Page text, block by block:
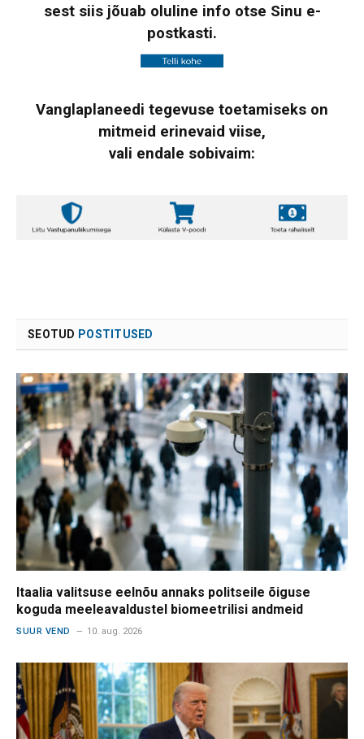
sest siis jõuab oluline info otse Sinu e-
postkasti.
Vanglaplaneedi tegevuse toetamiseks on
mitmeid erinevaid viise,
vali endale sobivaim:
SEOTUD POSTITUSED
Itaalia valitsuse eelnõu annaks politseile õiguse
koguda meeleavaldustel biomeetrilisi andmeid
SUUR VEND 10. aug. 2026